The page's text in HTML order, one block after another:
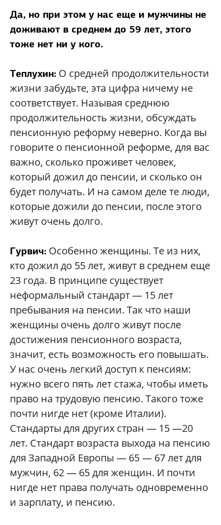
Да, но при этом у нас еще и мужчины не
доживают в среднем до 59 лет, этого
тоже нет ни у кого.
Теплухин: О средней продолжительности
жизни забудьте, эта цифра ничему не
соответствует. Называя среднюю
продолжительность жизни, обсуждать
пенсионную реформу неверно. Когда вы
говорите о пенсионной реформе, для вас
важно, сколько проживет человек,
который дожил до пенсии, и сколько он
будет получать. И на самом деле те люди,
которые дожили до пенсии, после этого
живут очень долго.
Гурвич: Особенно женщины. Те из них,
кто дожил до 55 лет, живут в среднем еще
23 года. В принципе существует
неформальный стандарт — 15 лет
пребывания на пенсии. Так что наши
женщины очень долго живут после
достижения пенсионного возраста,
значит, есть возможность его повышать.
У нас очень легкий доступ к пенсиям:
нужно всего пять лет стажа, чтобы иметь
право на трудовую пенсию. Такого тоже
почти нигде нет (кроме Италии).
Стандарты для других стран — 15 —20
лет. Стандарт возраста выхода на пенсию
для Западной Европы — 65 — 67 лет для
мужчин, 62 — 65 для женщин. И почти
нигде нет права получать одновременно
и зарплату, и пенсию.